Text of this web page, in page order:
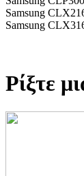
Samsung
Samsung
Ρίξτε